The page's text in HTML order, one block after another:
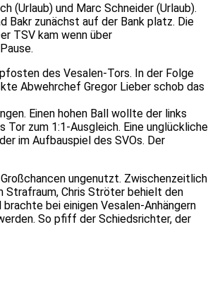
(Urlaub) und Marc Schneider (Urlaub).
Bakr zunächst auf der Bank platz. Die
TSV kam wenn über
des Vesalen-Tors. In der Folge
Abwehrchef Gregor Lieber schob das
Einen hohen Ball wollte der links
zum 1:1-Ausgleich. Eine unglückliche
im Aufbauspiel des SVOs. Der
ungenutzt. Zwischenzeitlich
Strafraum, Chris Ströter behielt den
bei einigen Vesalen-Anhängern
So pfiff der Schiedsrichter, der